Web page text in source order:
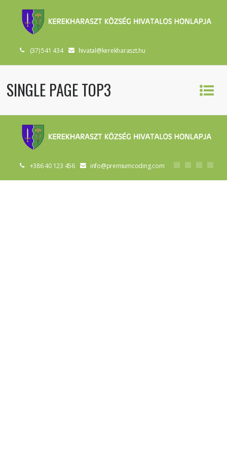
(37) 541 434 hivatal@kerekharaszt.hu
SINGLE PAGE TOP3
+386 40 123 456 info@premiumcoding.com